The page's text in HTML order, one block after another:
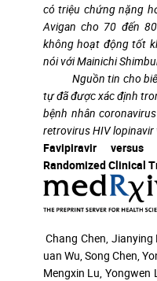
có triệu chứng nặng
Avigan cho 70 đến
không hoạt động tốt
nói với Mainichi
Nguồn tin cho
tự đã được xác định
bệnh nhân
retrovirus HIV lopinavir
Favipiravir
Randomized Clinical
Chang Chen,
uan Wu, Song Chen,
Mengxin Lu, Yongwen